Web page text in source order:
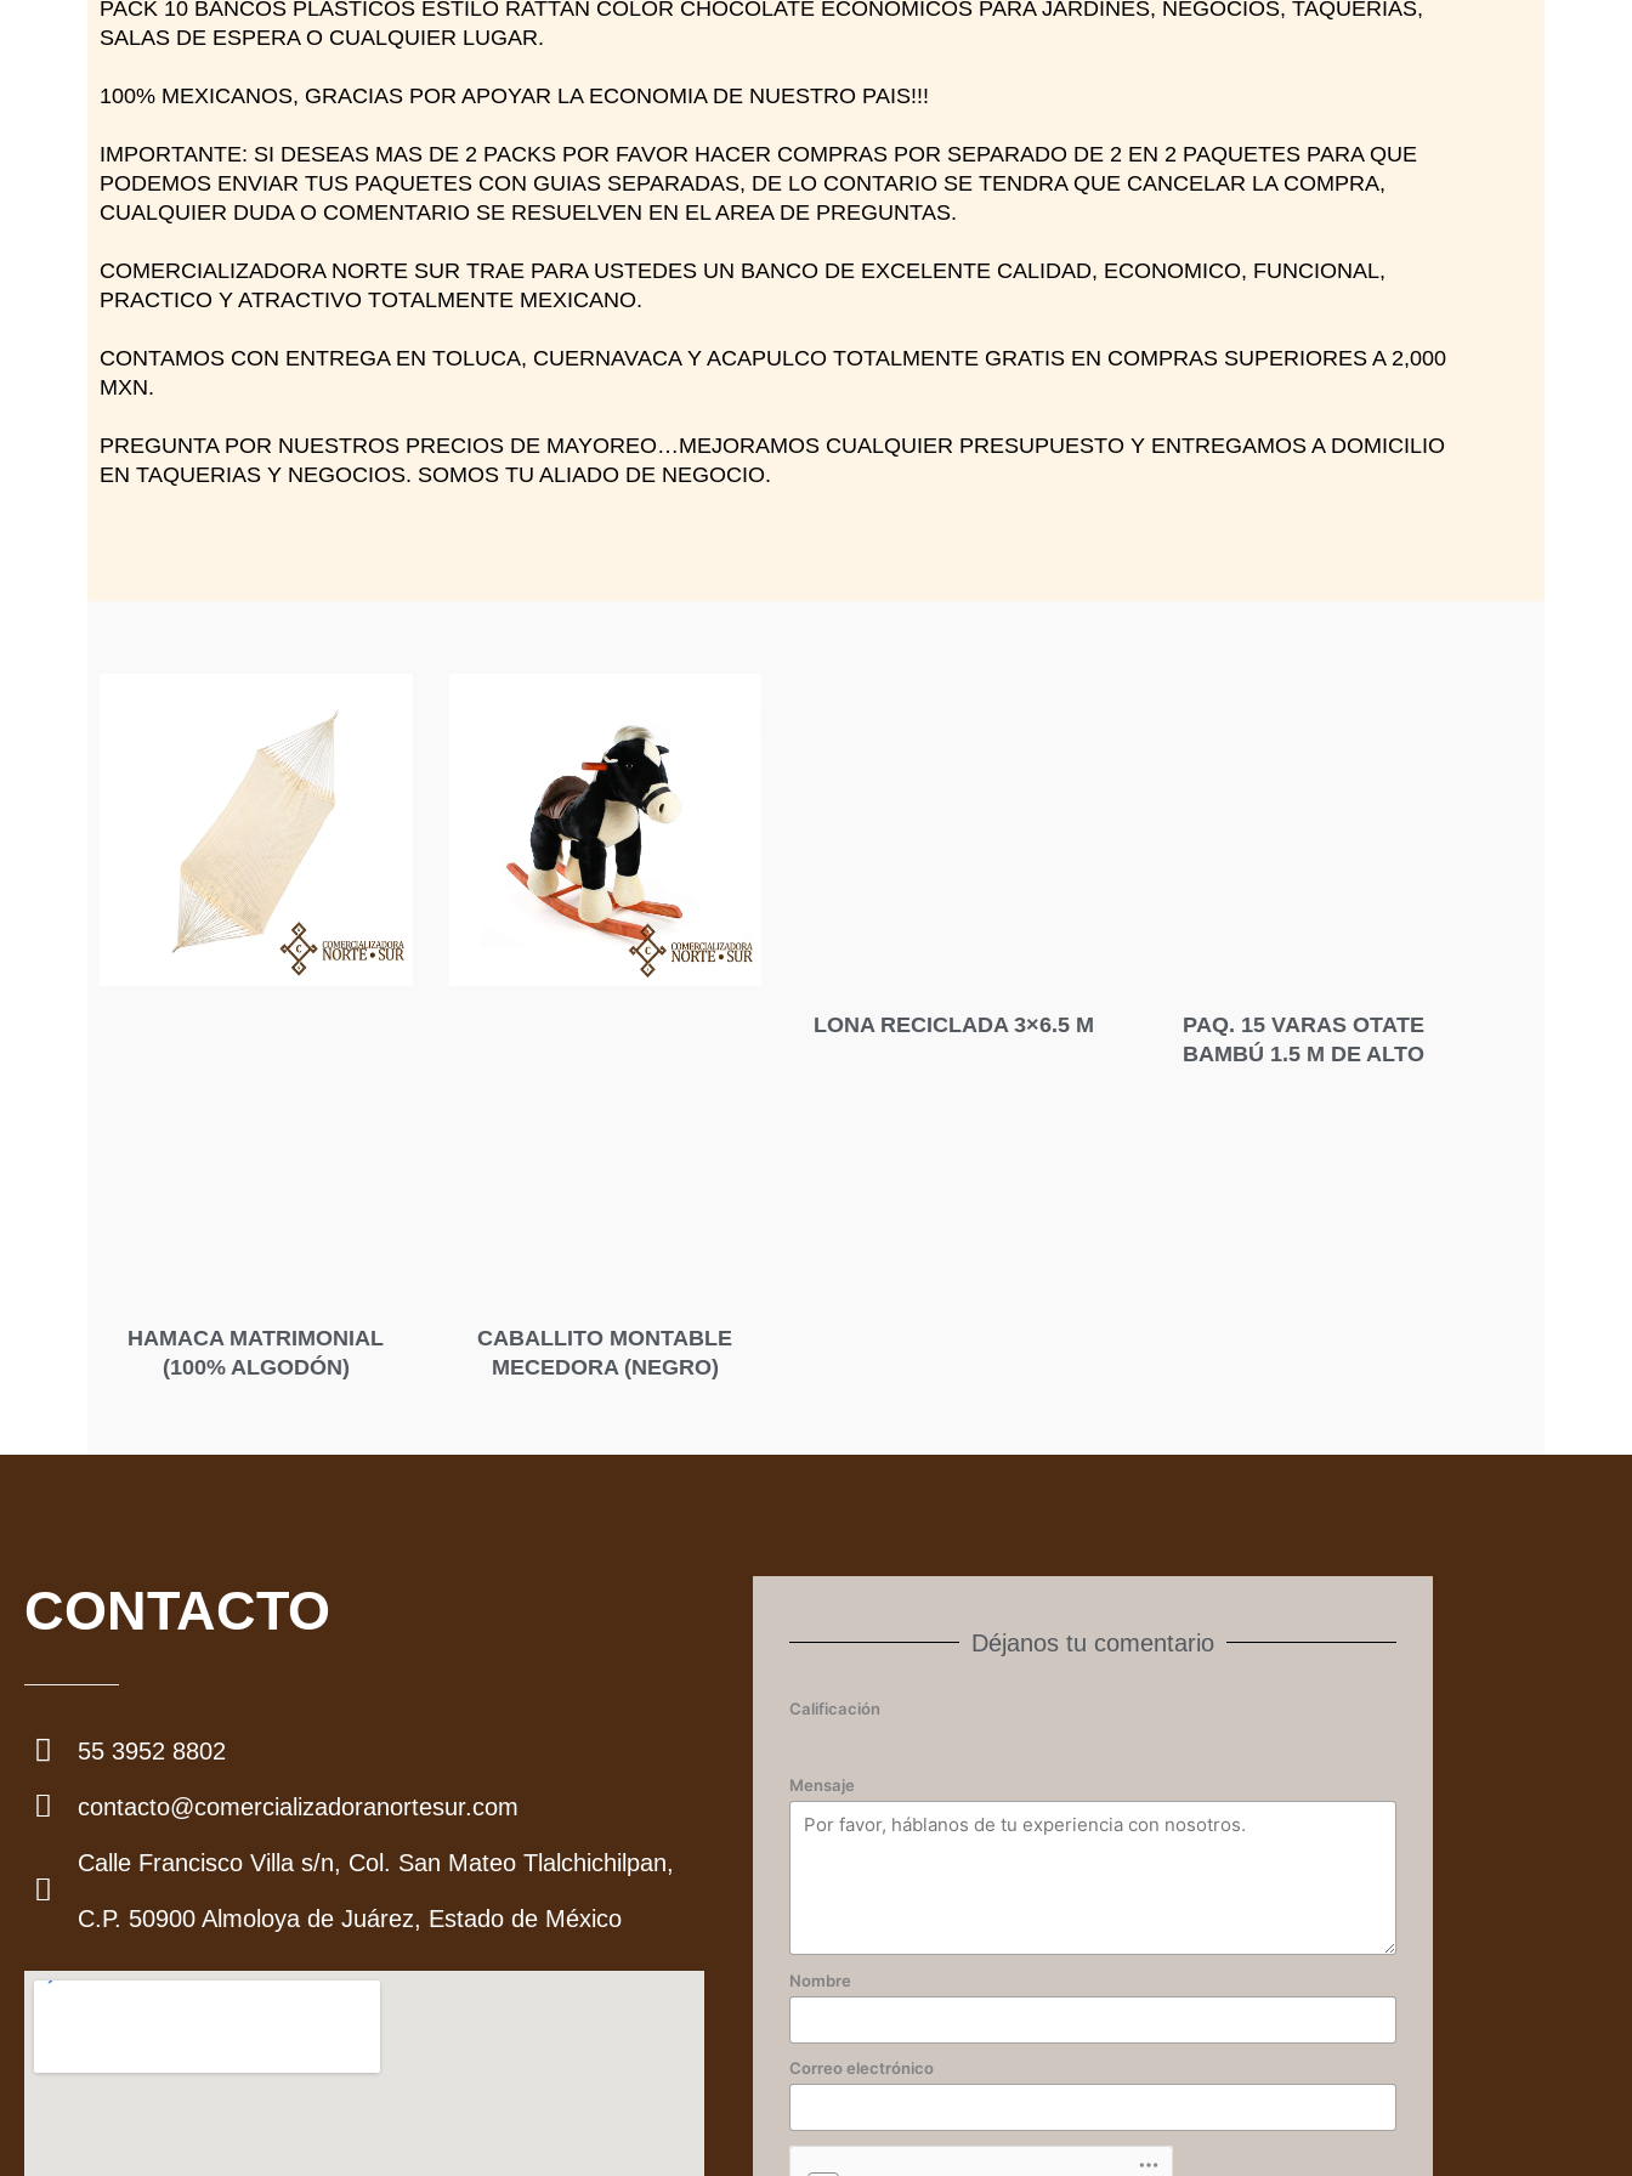
PACK 10 BANCOS PLASTICOS ESTILO RATTAN COLOR CHOCOLATE ECONOMICOS PARA JARDINES, NEGOCIOS, TAQUERIAS,
SALAS DE ESPERA O CUALQUIER LUGAR.
100% MEXICANOS, GRACIAS POR APOYAR LA ECONOMIA DE NUESTRO PAIS!!!
IMPORTANTE: SI DESEAS MAS DE 2 PACKS POR FAVOR HACER COMPRAS POR SEPARADO DE 2 EN 2 PAQUETES PARA QUE
PODEMOS ENVIAR TUS PAQUETES CON GUIAS SEPARADAS, DE LO CONTARIO SE TENDRA QUE CANCELAR LA COMPRA,
CUALQUIER DUDA O COMENTARIO SE RESUELVEN EN EL AREA DE PREGUNTAS.
COMERCIALIZADORA NORTE SUR TRAE PARA USTEDES UN BANCO DE EXCELENTE CALIDAD, ECONOMICO, FUNCIONAL,
PRACTICO Y ATRACTIVO TOTALMENTE MEXICANO.
CONTAMOS CON ENTREGA EN TOLUCA, CUERNAVACA Y ACAPULCO TOTALMENTE GRATIS EN COMPRAS SUPERIORES A 2,000
MXN.
PREGUNTA POR NUESTROS PRECIOS DE MAYOREO…MEJORAMOS CUALQUIER PRESUPUESTO Y ENTREGAMOS A DOMICILIO
EN TAQUERIAS Y NEGOCIOS. SOMOS TU ALIADO DE NEGOCIO.
HAMACA MATRIMONIAL
(100% ALGODÓN)
CABALLITO MONTABLE
MECEDORA (NEGRO)
LONA RECICLADA 3×6.5 M
PAQ. 15 VARAS OTATE
BAMBÚ 1.5 M DE ALTO
CONTACTO
55 3952 8802
contacto@comercializadoranortesur.com
Calle Francisco Villa s/n, Col. San Mateo Tlalchichilpan,
C.P. 50900 Almoloya de Juárez, Estado de México
Déjanos tu comentario
Calificación
Mensaje
Nombre
Correo electrónico